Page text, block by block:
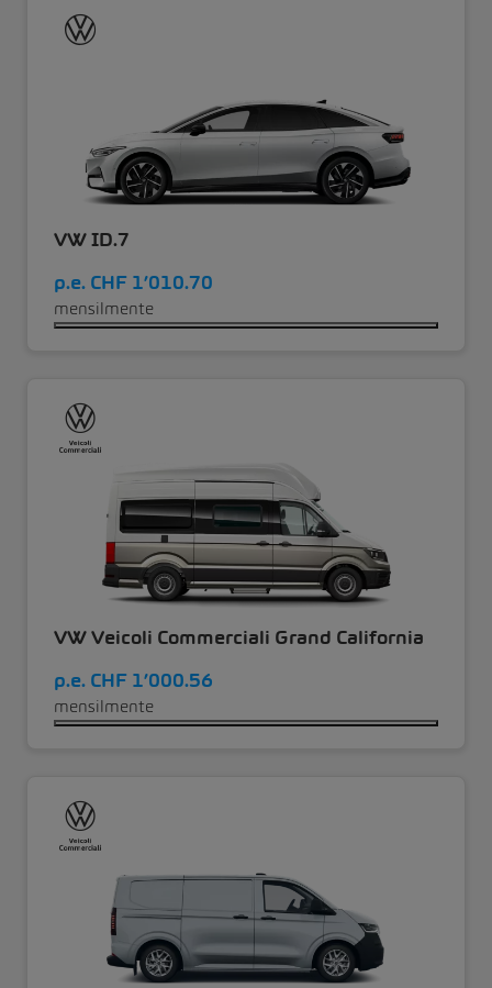
VW ID.7
p.e. CHF 1’010.70
mensilmente
VW Veicoli Commerciali Grand California
p.e. CHF 1’000.56
mensilmente